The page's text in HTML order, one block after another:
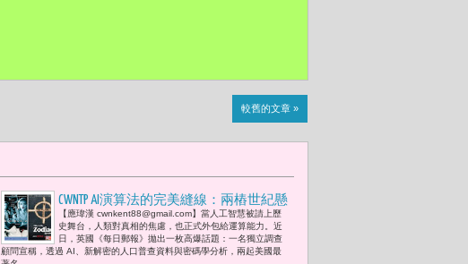
較舊的文章 »
CWNTP AI演算法的完美縫線：兩樁世紀懸
案「黑色大理花」與「黃道十二宮」被
合併整合可能的新敘事 但真相真的因此
升級了嗎?
【應瑋漢 cwnkent88@gmail.com】當人工智慧被請上歷
史舞台，人類對真相的焦慮，也正式外包給運算能力。近
日，英國《每日郵報》拋出一枚高爆話題：一名獨立調查
顧問宣稱，透過 AI、新解密的人口普查資料與密碼學分析，兩起美國最